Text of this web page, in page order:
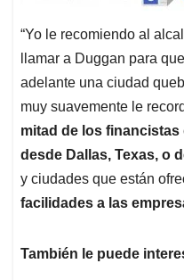
“Yo le recomiendo al
llamar a Duggan para
adelante una ciudad
muy suavemente le
mitad de los financistas
desde Dallas, Texas, o
y ciudades que están
facilidades a las
También le puede